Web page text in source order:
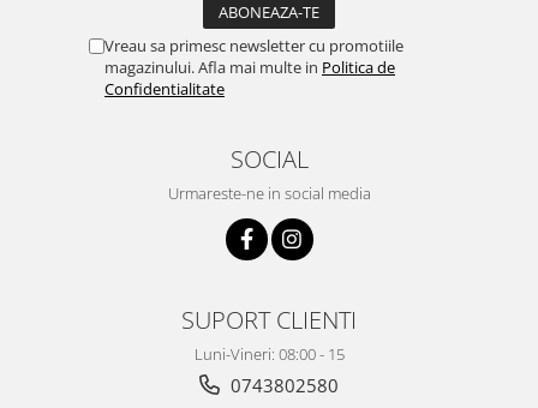
Pirostrii si accesorii pentru gatit
Plite & aragaze
Prelungitoare & cabluri electrice
Lumina de crestere pentru plante
Vreau sa primesc newsletter cu promotiile
magazinului. Afla mai multe in Politica de
Confidentialitate
SOCIAL
Urmareste-ne in social media
SUPORT CLIENTI
Luni-Vineri: 08:00 - 15
0743802580